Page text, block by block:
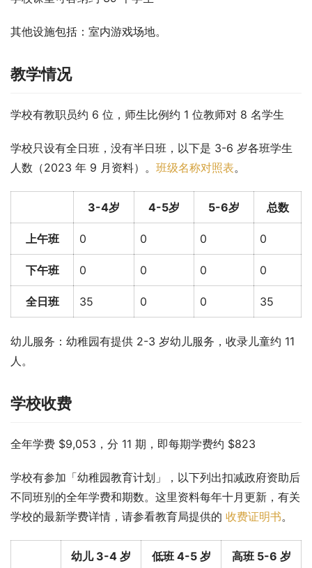
其他设施包括：室内游戏场地。
教学情况
学校有教职员约 6 位，师生比例约 1 位教师对 8 名学生
学校只设有全日班，没有半日班，以下是 3-6 岁各班学生
人数（2023 年 9 月资料）。 班级名称对照表。
3-4岁 4-5岁 5-6岁 总数
上午班 0 0 0 0
下午班 0 0 0 0
全日班 35 0 0 35
幼儿服务：幼稚园有提供 2-3 岁幼儿服务，收录儿童约 11
人。
学校收费
全年学费 $9,053，分 11 期，即每期学费约 $823
学校有参加「幼稚园教育计划」，以下列出扣减政府资助后
不同班别的全年学费和期数。这里资料每年十月更新，有关
学校的最新学费详情，请参看教育局提供的 收费证明书。
幼儿 3-4 岁 低班 4-5 岁 高班 5-6 岁